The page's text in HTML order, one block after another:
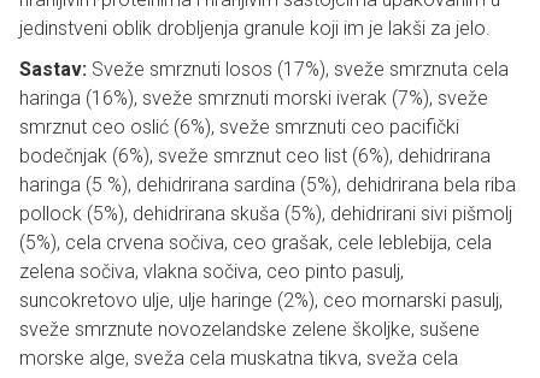
jedinstveni oblik drobljenja granule koji im je lakši za jelo.
Sastav: Sveže smrznuti losos (17%), sveže smrznuta cela
haringa (16%), sveže smrznuti morski iverak (7%), sveže
smrznut ceo oslić (6%), sveže smrznuti ceo pacifički
bodečnjak (6%), sveže smrznut ceo list (6%), dehidrirana
haringa (5 %), dehidrirana sardina (5%), dehidrirana bela riba
pollock (5%), dehidrirana skuša (5%), dehidrirani sivi pišmolj
(5%), cela crvena sočiva, ceo grašak, cele leblebija, cela
zelena sočiva, vlakna sočiva, ceo pinto pasulj,
suncokretovo ulje, ulje haringe (2%), ceo mornarski pasulj,
sveže smrznute novozelandske zelene školjke, sušene
morske alge, sveža cela muskatna tikva, sveža cela